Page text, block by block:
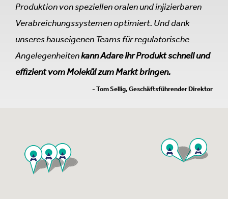
Produktion von speziellen oralen und injizierbaren
Verabreichungssystemen optimiert. Und dank
unseres hauseigenen Teams für regulatorische
Angelegenheitenkann Adare Ihr Produkt schnell und
effizient vom Molekül zum Markt bringen.
- Tom Sellig, Geschäftsführender Direktor